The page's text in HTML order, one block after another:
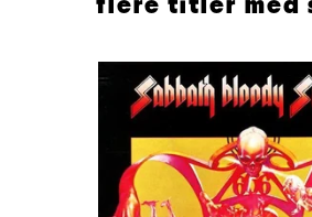
flere titler med